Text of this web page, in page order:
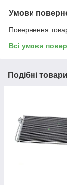
Умови
Повернення
Всі умови
Подібні